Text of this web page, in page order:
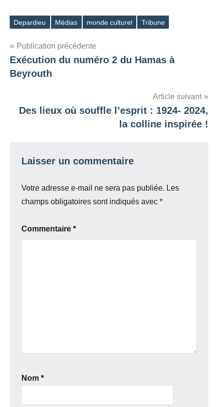
Étiquettes
Depardieu Médias monde culturel Tribune
Navigation
de
Publication précédente
Exécution du numéro 2 du Hamas à
Beyrouth
Article suivant
Des lieux où souffle l’esprit : 1924- 2024,
la colline inspirée !
Laisser un commentaire
Votre adresse e-mail ne sera pas publiée. Les
champs obligatoires sont indiqués avec *
Commentaire *
Nom *